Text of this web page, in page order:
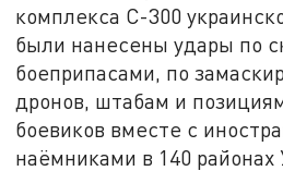
комплекса С-300
были нанесены удары по
боеприпасами, по
дронов, штабам и
боевиков вместе с
наёмниками в 140 районах